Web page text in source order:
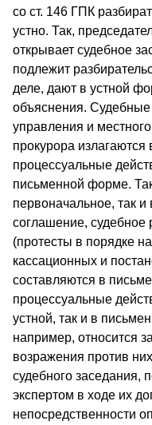
со ст. 146 ГПК
устно. Так,
открывает судебное
подлежит
деле, дают в устной
объяснения. Судебные
управления и
прокурора
процессуальные
письменной форме.
первоначальное, так
соглашение,
(протесты в порядке
кассационных и
составляются в
процессуальные
устной, так и в
например, относится
возражения против
судебного заседания,
экспертом в ходе их
непосредственности